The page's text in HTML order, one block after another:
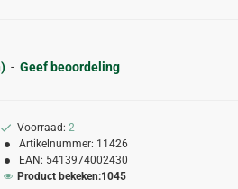
- Geef beoordeling
Voorraad: 2
Artikelnummer: 11426
EAN: 5413974002430
Product bekeken:1045